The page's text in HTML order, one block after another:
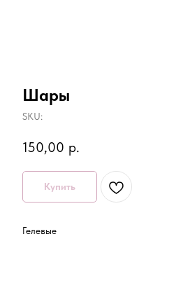
Шары
SKU:
150,00 р.
Купить
Гелевые